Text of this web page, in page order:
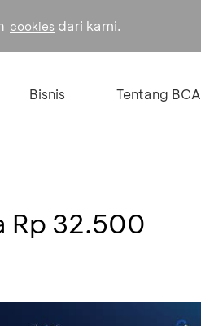
cookies dari kami.
Bisnis Tentang BCA
Rp 32.500